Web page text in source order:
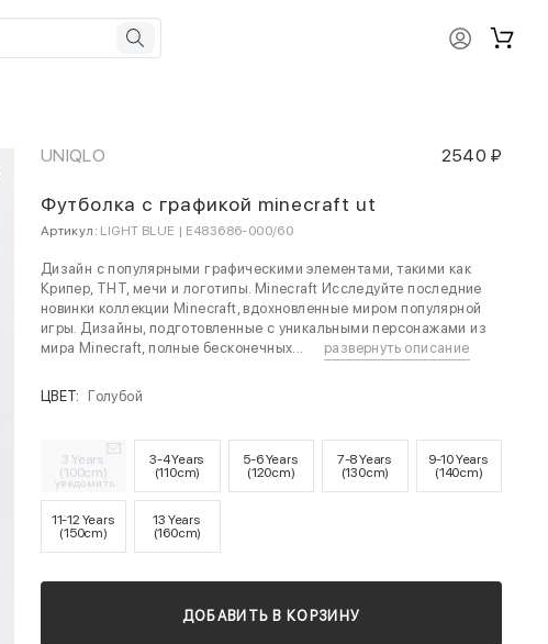
UNIQLO 2540 ₽
Футболка с графикой minecraft ut
Артикул: LIGHT BLUE | E483686-000/60
Дизайн с популярными графическими элементами, такими как
Крипер, ТНТ, мечи и логотипы. Minecraft Исследуйте последние
новинки коллекции Minecraft, вдохновленные миром популярной
игры. Дизайны, подготовленные с уникальными персонажами из
мира Minecraft, полные бесконечных...
развернуть описание
ЦВЕТ: Голубой
3 Years
(100cm)
уведомить
3-4 Years
(110cm)
5-6 Years
(120cm)
7-8 Years
(130cm)
9-10 Years
(140cm)
11-12 Years
(150cm)
13 Years
(160cm)
ДОБАВИТЬ В КОРЗИНУ